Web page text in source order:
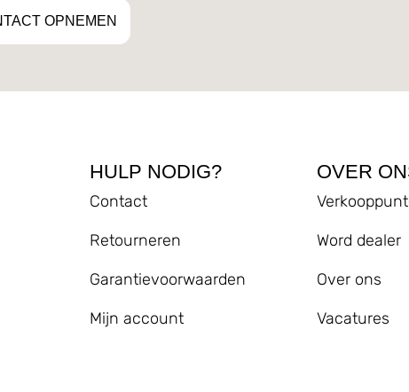
OPNEMEN
HULP NODIG?
Contact
Retourneren
Garantievoorwaarden
Mijn account
OVER
Word dealer
Over ons
Vacatures